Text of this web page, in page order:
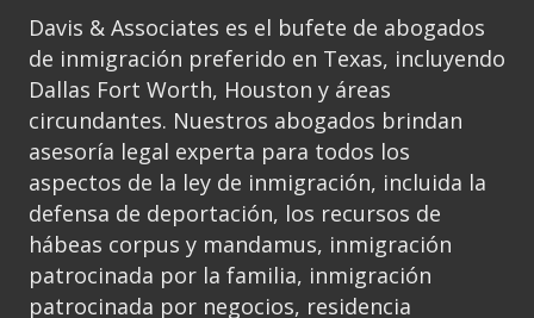
Davis & Associates es el bufete de abogados
de inmigración preferido en Texas, incluyendo
Dallas Fort Worth, Houston y áreas
circundantes. Nuestros abogados brindan
asesoría legal experta para todos los
aspectos de la ley de inmigración, incluida la
defensa de deportación, los recursos de
hábeas corpus y mandamus, inmigración
patrocinada por la familia, inmigración
patrocinada por negocios, residencia